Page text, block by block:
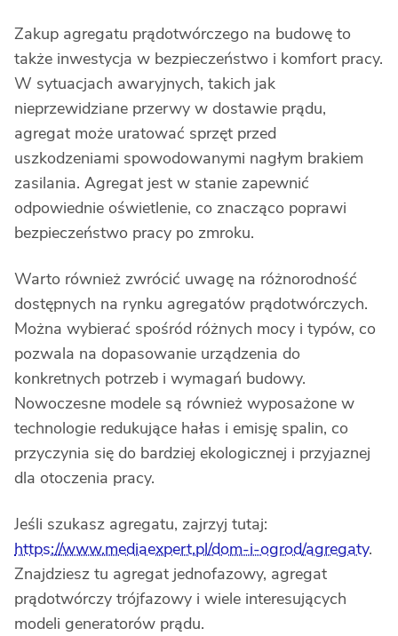
Zakup agregatu prądotwórczego na budowę to
także inwestycja w bezpieczeństwo i komfort pracy.
W sytuacjach awaryjnych, takich jak
nieprzewidziane przerwy w dostawie prądu,
agregat może uratować sprzęt przed
uszkodzeniami spowodowanymi nagłym brakiem
zasilania. Agregat jest w stanie zapewnić
odpowiednie oświetlenie, co znacząco poprawi
bezpieczeństwo pracy po zmroku.
Warto również zwrócić uwagę na różnorodność
dostępnych na rynku agregatów prądotwórczych.
Można wybierać spośród różnych mocy i typów, co
pozwala na dopasowanie urządzenia do
konkretnych potrzeb i wymagań budowy.
Nowoczesne modele są również wyposażone w
technologie redukujące hałas i emisję spalin, co
przyczynia się do bardziej ekologicznej i przyjaznej
dla otoczenia pracy.
Jeśli szukasz agregatu, zajrzyj tutaj:
https://www.mediaexpert.pl/dom-i-ogrod/agregaty.
Znajdziesz tu agregat jednofazowy, agregat
prądotwórczy trójfazowy i wiele interesujących
modeli generatorów prądu.